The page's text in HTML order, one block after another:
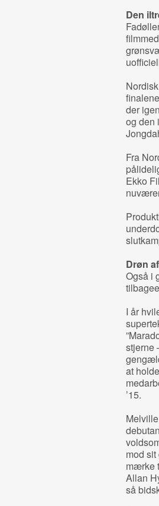
Den
der
og den
Fra
Ekko
Drøn
Også i
I år
stjerne
at
’15.
mod
mærke
Allan
så